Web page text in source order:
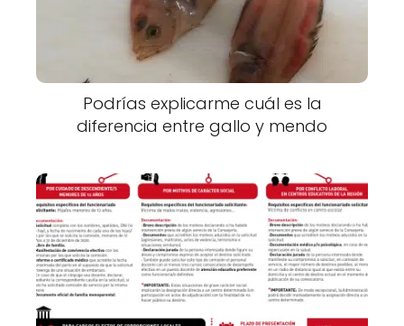
Podrías explicarme cuál es la
diferencia entre gallo y mendo